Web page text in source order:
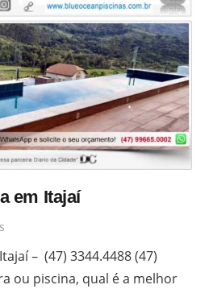
em Itajaí
– (47) 3344.4488 (47)
ou piscina, qual é a melhor